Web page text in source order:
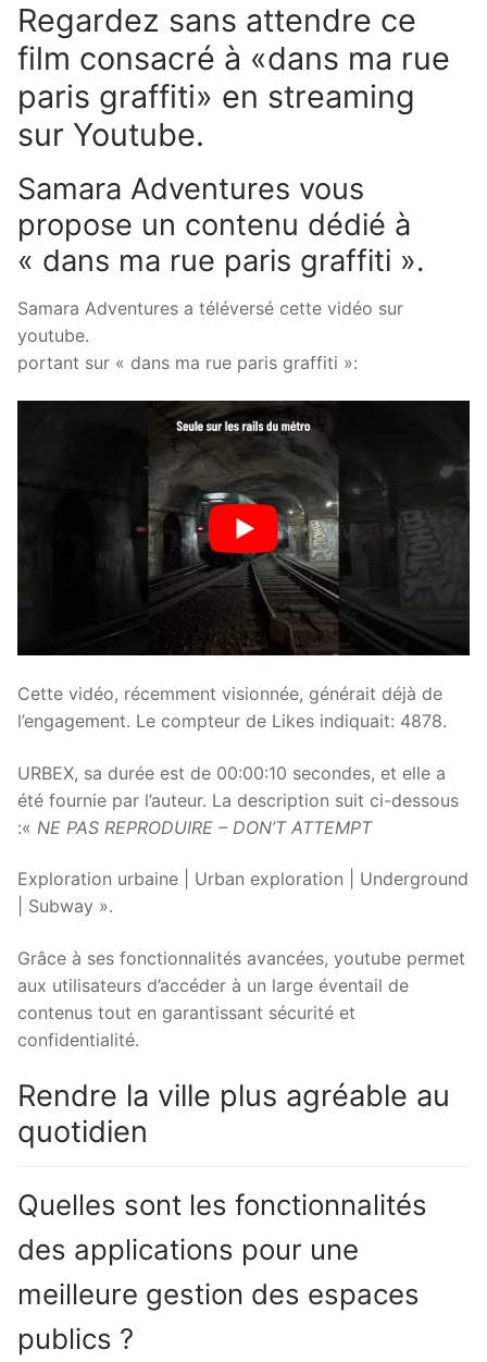
Regardez sans attendre ce
film consacré à «dans ma rue
paris graffiti» en streaming
sur Youtube.
Samara Adventures vous
propose un contenu dédié à
« dans ma rue paris graffiti ».
Samara Adventures a téléversé cette vidéo sur
youtube.
portant sur « dans ma rue paris graffiti »:
Cette vidéo, récemment visionnée, générait déjà de
l’engagement. Le compteur de Likes indiquait: 4878.
URBEX, sa durée est de 00:00:10 secondes, et elle a
été fournie par l’auteur. La description suit ci-dessous
:« NE PAS REPRODUIRE – DON’T ATTEMPT
Exploration urbaine | Urban exploration | Underground
| Subway ».
Grâce à ses fonctionnalités avancées, youtube permet
aux utilisateurs d’accéder à un large éventail de
contenus tout en garantissant sécurité et
confidentialité.
Rendre la ville plus agréable au
quotidien
Quelles sont les fonctionnalités
des applications pour une
meilleure gestion des espaces
publics ?